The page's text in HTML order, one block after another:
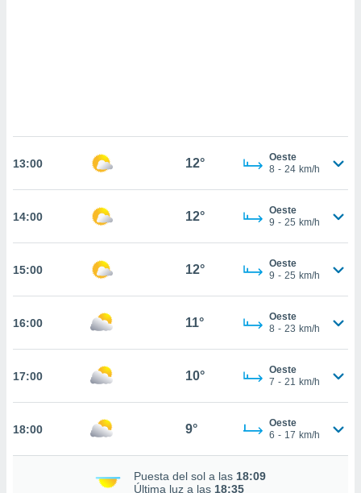
se
Puedes
web a
13:00 12°
Oeste
8 - 24 km/h
14:00 12°
Oeste
9 - 25 km/h
15:00 12°
Oeste
9 - 25 km/h
16:00 11°
Oeste
8 - 23 km/h
17:00 10°
Oeste
7 - 21 km/h
18:00 9°
Oeste
6 - 17 km/h
Puesta del sol a las 18:09
Última luz a las 18:35